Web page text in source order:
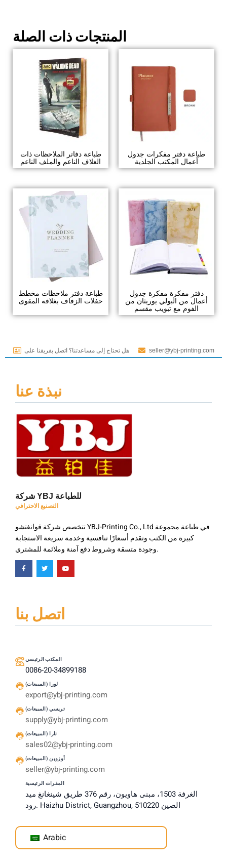
المنتجات ذات الصلة
طباعة دفاتر الملاحظات ذات
الغلاف الناعم والملف الناعم
طباعة دفتر مفكرات جدول
أعمال المكتب الجلدية
طباعة دفتر ملاحظات مخطط
حفلات الزفاف بغلافه المقوى
دفتر مفكرة مفكرة جدول
أعمال من البولي يوريثان من
الفوم مع تبويب مقسم
هل تحتاج إلى مساعدتنا؟ اتصل بفريقنا على seller@ybj-printing.com
نبذة عنا
شركة YBJ للطباعة
التصنيع الاحترافي
تتخصص شركة قوانغتشو YBJ-Printing Co., Ltd في طباعة مجموعة
كبيرة من الكتب وتقدم أسعارًا تنافسية وخدمة سريعة الاستجابة
وجودة متسقة وشروط دفع آمنة وملائمة للمشتري.
اتصل بنا
المكتب الرئيسي
0086-20-34899188
لورا (المبيعات)
export@ybj-printing.com
تريسي (المبيعات)
supply@ybj-printing.com
تارا (المبيعات)
sales02@ybj-printing.com
أوزوين (المبيعات)
seller@ybj-printing.com
المقرات الرئيسية
الغرفة 1503، مبنى هاويون، رقم 376 طريق شينغانغ ميد
رود. Haizhu District, Guangzhou, الصين 510220
Arabic